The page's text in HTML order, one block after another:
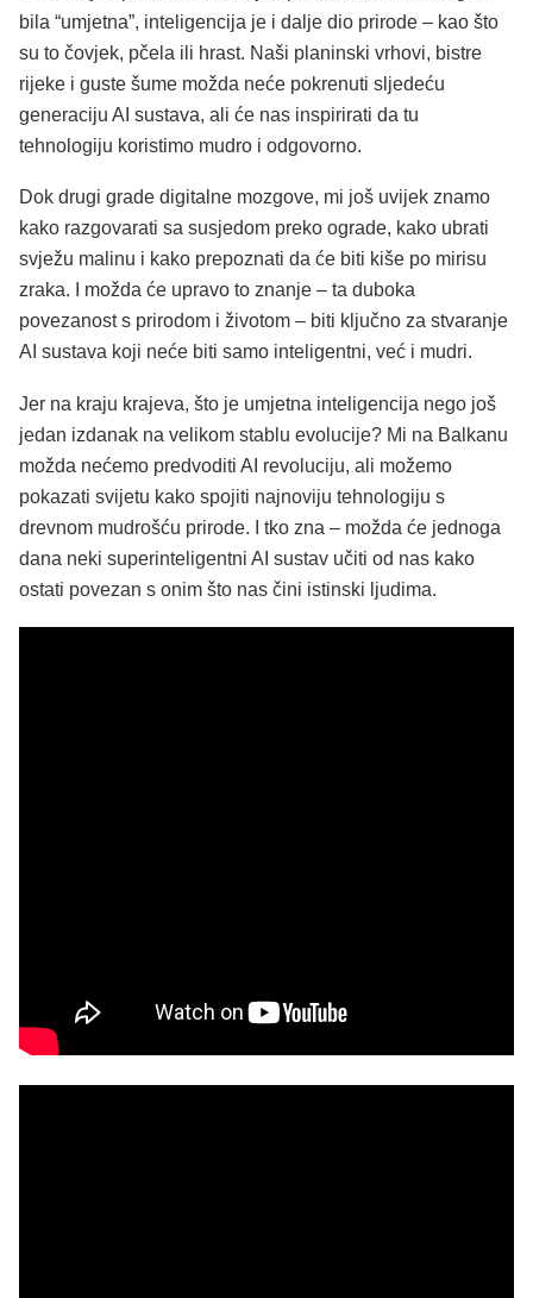
bila “umjetna”, inteligencija je i dalje dio prirode – kao što
su to čovjek, pčela ili hrast. Naši planinski vrhovi, bistre
rijeke i guste šume možda neće pokrenuti sljedeću
generaciju AI sustava, ali će nas inspirirati da tu
tehnologiju koristimo mudro i odgovorno.
Dok drugi grade digitalne mozgove, mi još uvijek znamo
kako razgovarati sa susjedom preko ograde, kako ubrati
svježu malinu i kako prepoznati da će biti kiše po mirisu
zraka. I možda će upravo to znanje – ta duboka
povezanost s prirodom i životom – biti ključno za stvaranje
AI sustava koji neće biti samo inteligentni, već i mudri.
Jer na kraju krajeva, što je umjetna inteligencija nego još
jedan izdanak na velikom stablu evolucije? Mi na Balkanu
možda nećemo predvoditi AI revoluciju, ali možemo
pokazati svijetu kako spojiti najnoviju tehnologiju s
drevnom mudrošću prirode. I tko zna – možda će jednoga
dana neki superinteligentni AI sustav učiti od nas kako
ostati povezan s onim što nas čini istinski ljudima.